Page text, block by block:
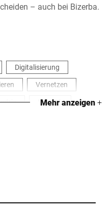
– auch bei Bizerba.
Digitalisierung
Vernetzen
Logistik
Mehr anzeigen+